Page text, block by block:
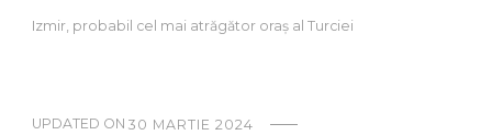
Izmir, probabil cel mai atrăgător oraș al Turciei
UPDATED ON 30 MARTIE 2024